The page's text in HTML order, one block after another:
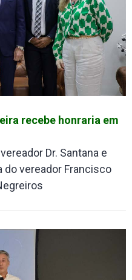
recebe honraria em
Dr. Santana e
do vereador Francisco